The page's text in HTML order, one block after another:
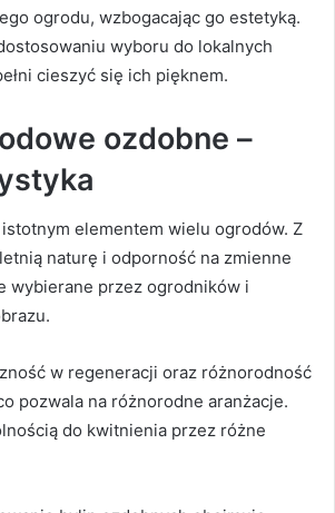
ogrodu, wzbogacając go estetyką.
wyboru do lokalnych
cieszyć się ich pięknem.
ozdobne –
elementem wielu ogrodów. Z
naturę i odporność na zmienne
wybierane przez ogrodników i
w regeneracji oraz różnorodność
pozwala na różnorodne aranżacje.
do kwitnienia przez różne